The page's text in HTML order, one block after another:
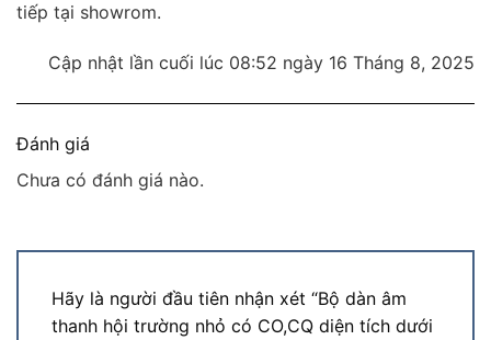
tiếp tại showrom.
Cập nhật lần cuối lúc 08:52 ngày 16 Tháng 8, 2025
Đánh giá
Chưa có đánh giá nào.
Hãy là người đầu tiên nhận xét “Bộ dàn âm
thanh hội trường nhỏ có CO,CQ diện tích dưới